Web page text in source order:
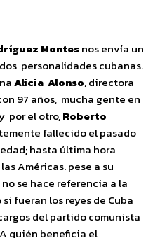
Montesnos envía un
personalidades cubanas.
Alicia Alonso, directora
97 años, mucha gente en
por el otro,Roberto
fallecido el pasado
hasta última hora
Américas. pese a su
se hace referencia a la
si fueran los reyes de Cuba
del partido comunista
quién beneficia el